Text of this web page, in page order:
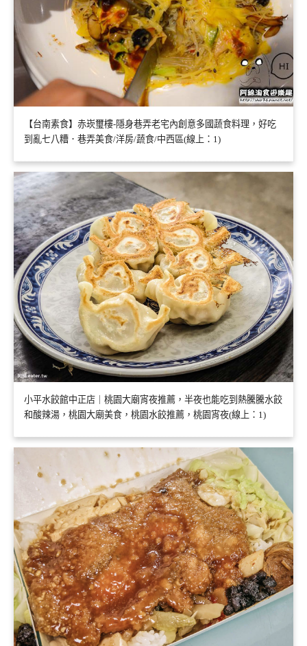
【台南素食】赤崁璽樓-隱身巷弄老宅內創意多國蔬食料理，好吃
到亂七八糟．巷弄美食/洋房/蔬食/中西區(線上：1)
小平水餃館中正店｜桃園大廟宵夜推薦，半夜也能吃到熱騰騰水餃
和酸辣湯，桃園大廟美食，桃園水餃推薦，桃園宵夜(線上：1)